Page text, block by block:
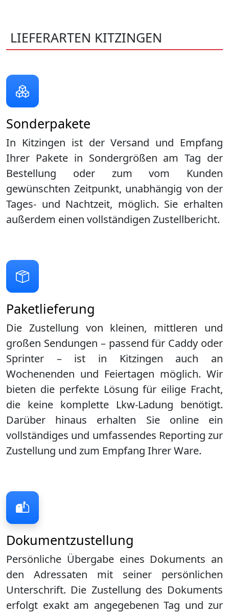
LIEFERARTEN KITZINGEN
Dokumentzustellung
Persönliche Übergabe eines Dokuments an
den Adressaten mit seiner persönlichen
Unterschrift. Die Zustellung des Dokuments
erfolgt exakt am angegebenen Tag und zur
Paketlieferung
Die Zustellung von kleinen, mittleren und
großen Sendungen – passend für Caddy oder
Sprinter – ist in Kitzingen auch an
Wochenenden und Feiertagen möglich. Wir
bieten die perfekte Lösung für eilige Fracht,
die keine komplette Lkw-Ladung benötigt.
Darüber hinaus erhalten Sie online ein
vollständiges und umfassendes Reporting zur
Zustellung und zum Empfang Ihrer Ware.
Sonderpakete
In Kitzingen ist der Versand und Empfang
Ihrer Pakete in Sondergrößen am Tag der
Bestellung oder zum vom Kunden
gewünschten Zeitpunkt, unabhängig von der
Tages- und Nachtzeit, möglich. Sie erhalten
außerdem einen vollständigen Zustellbericht.